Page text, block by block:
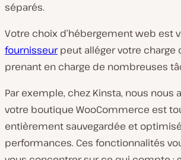
séparés.
Votre choix d’hébergement web est
fournisseurpeut alléger votre charge
prenant en charge de nombreuses
Par exemple, chez Kinsta, nous nous
votre boutique WooCommerce est
entièrement sauvegardée et
performances. Ces fonctionnalités